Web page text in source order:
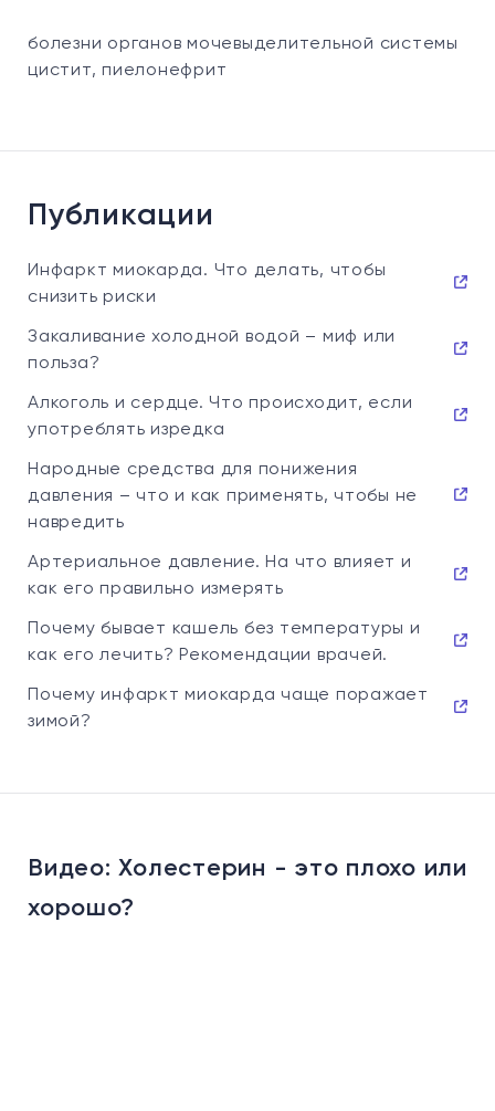
болезни органов мочевыделительной системы
цистит, пиелонефрит
Публикации
Инфаркт миокарда. Что делать, чтобы
снизить риски
Закаливание холодной водой – миф или
польза?
Алкоголь и сердце. Что происходит, если
употреблять изредка
Народные средства для понижения
давления – что и как применять, чтобы не
навредить
Артериальное давление. На что влияет и
как его правильно измерять
Почему бывает кашель без температуры и
как его лечить? Рекомендации врачей.
Почему инфаркт миокарда чаще поражает
зимой?
Видео: Холестерин - это плохо или
хорошо?